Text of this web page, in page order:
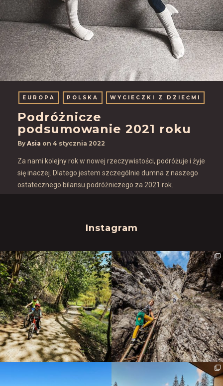
EUROPA POLSKA WYCIECZKI Z DZIEĆMI
Podróżnicze
podsumowanie 2021 roku
By Asia on 4 stycznia 2022
Za nami kolejny rok w nowej rzeczywistości, podróżuje i żyje
się inaczej. Dlatego jestem szczególnie dumna z naszego
ostatecznego bilansu podróżniczego za 2021 rok.
Instagram